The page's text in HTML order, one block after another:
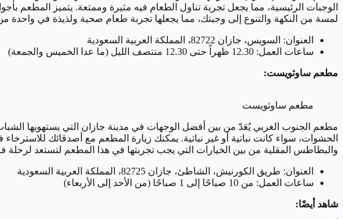
الوجبات الرئيسية، مما يجعل تجربة تناول الطعام فيه مثيرة وممتعة. يتميز المطعم
لمسة من النكهة والتنوع إلى وجبتك، مما يجعلها تجربة طعام صحية ولذيذة في واحدة
العنوان: السويس، جازان 82722، المملكة العربية السعودية
ساعات العمل: 12.30 ظهراً حتى 12.30 منتصف الليل (ما عدا الخميس والجمعة)
مطعم ساوثويست:
مطعم ساوثويست
مطعم الجنوب الغربي يُعَدّ من بين أفضل الوجهات في مدينة جازان التي يستهويها
الحشوات، سواء كانت نباتية أو غير نباتية. يمكنك زيارة المطعم مع أصدقائك
والبطاطس المقلية من بين الخيارات التي يجب تجربتها في هذا المطعم لتستعد لرحلة
العنوان: طريق الكورنيش، الشاطئ، جازان 82725، المملكة العربية السعودية
ساعات العمل: من 10 صباحًا إلى 1 صباحًا (من الأحد إلى الأربعاء)
شاهد أيضًا: